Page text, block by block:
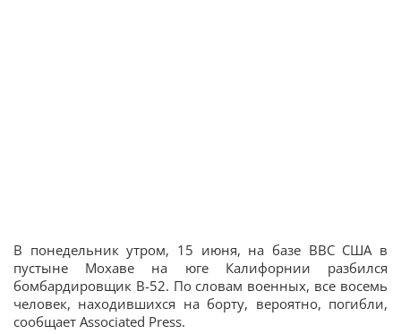
В понедельник утром, 15 июня, на базе ВВС США в
пустыне Мохаве на юге Калифорнии разбился
бомбардировщик B-52. По словам военных, все восемь
человек, находившихся на борту, вероятно, погибли,
сообщает Associated Press.